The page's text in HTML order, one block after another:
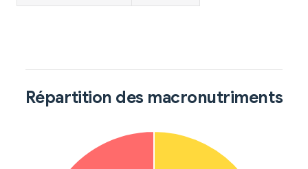
Répartition des macronutriments